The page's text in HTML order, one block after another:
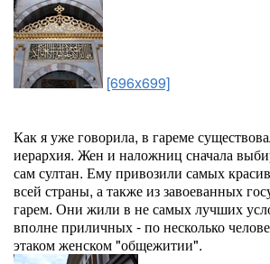
[696x699]
Как я уже говорила, в гареме
иерархия. Жен и наложниц сначала
сам султан. Ему привозили самых
всей страны, а также из завоеванных
гарем. Они жили в не самых лучших
вполне приличных - по несколько
этаком женском "общежитии".